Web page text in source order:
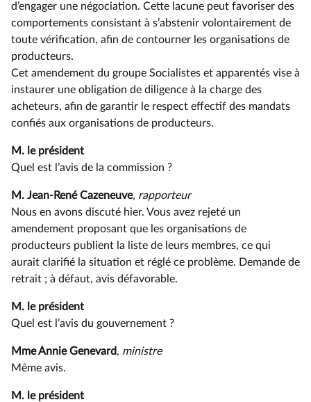
d’engager une négociation. Cette lacune peut favoriser des
comportements consistant à s’abstenir volontairement de
toute vérification, afin de contourner les organisations de
producteurs.
Cet amendement du groupe Socialistes et apparentés vise à
instaurer une obligation de diligence à la charge des
acheteurs, afin de garantir le respect effectif des mandats
confiés aux organisations de producteurs.
M. le président
Quel est l’avis de la commission ?
M. Jean-René Cazeneuve, rapporteur
Nous en avons discuté hier. Vous avez rejeté un
amendement proposant que les organisations de
producteurs publient la liste de leurs membres, ce qui
aurait clarifié la situation et réglé ce problème. Demande de
retrait ; à défaut, avis défavorable.
M. le président
Quel est l’avis du gouvernement ?
Mme Annie Genevard, ministre
Même avis.
M. le président